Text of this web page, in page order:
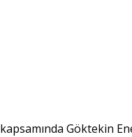
kapsamında Göktekin